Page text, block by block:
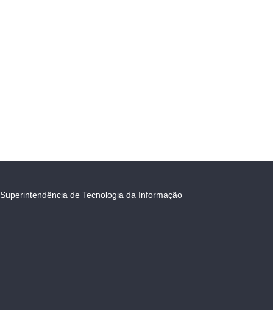
Superintendência de Tecnologia da Informação